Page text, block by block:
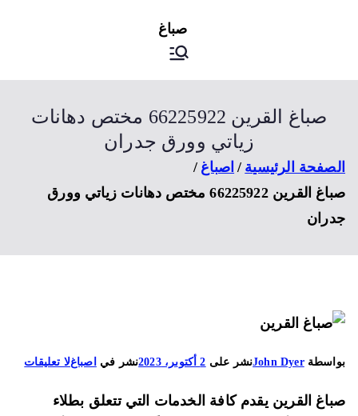
اصباغ
صباغ الكويت
صباغ القرين 66225922 مختص دهانات
زياتي وورق جدران
الرئيسية
اصباغ
صباغ القرين 66225922 مختص دهانات زياتي وورق
John Dyerنشر على2 أكتوبر، 2023 نشر في اصباغلا تعليقاتعلى
القرين يقدم كافة الخدمات التي تتعلق بطلاء